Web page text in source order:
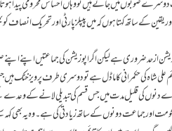
صوبوں میں جاتے ہیں تو وہاں احساس محرومی پیدا
کے ساتھ کہتا ہوں کہ میں پیپلزپارٹی اور تحریک انصاف کو
از حد ضروری ہے لیکن اگر اپوزیشن کی جماعتیں اپنے
شاہ کی حکمرانی کا ماڈل ہے تو دوسری طرف پرویز خٹک ہیں
دنوں کی قلیل مدت میں جس قسم کی تبدیلی لانے کے
جماعت دونوں کے ساتھ زیادتی کی ہے۔ وہ یہ بھی کہہ سکتے